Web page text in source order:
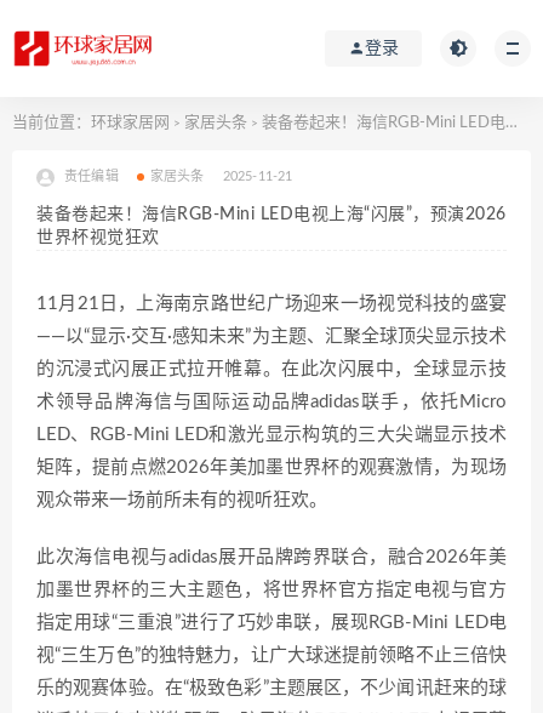
登录
当前位置： 环球家居网 > 家居头条 > 装备卷起来！海信RGB-Mini LED电视上海“闪展”，预演2026世界杯视觉狂欢
责任编辑 家居头条 2025-11-21
装备卷起来！海信RGB-Mini LED电视上海“闪展”，预演2026
世界杯视觉狂欢
11月21日，上海南京路世纪广场迎来一场视觉科技的盛宴
——以“显示·交互·感知未来”为主题、汇聚全球顶尖显示技术
的沉浸式闪展正式拉开帷幕。在此次闪展中，全球显示技
术领导品牌海信与国际运动品牌adidas联手，依托Micro
LED、RGB-Mini LED和激光显示构筑的三大尖端显示技术
矩阵，提前点燃2026年美加墨世界杯的观赛激情，为现场
观众带来一场前所未有的视听狂欢。
此次海信电视与adidas展开品牌跨界联合，融合2026年美
加墨世界杯的三大主题色，将世界杯官方指定电视与官方
指定用球“三重浪”进行了巧妙串联，展现RGB-Mini LED电
视“三生万色”的独特魅力，让广大球迷提前领略不止三倍快
乐的观赛体验。在“极致色彩”主题展区，不少闻讯赶来的球